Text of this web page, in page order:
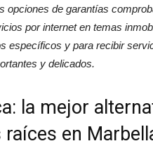
y
belleza
opciones de garantías
por internet en temas
específicos y para recibir
y delicados.
la mejor
raíces en